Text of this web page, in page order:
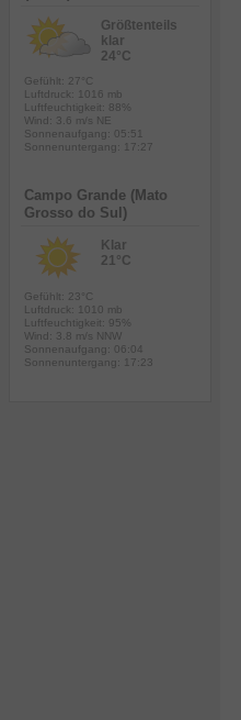
Größtenteils
klar
24°C
Gefühlt: 27°C
Luftdruck: 1016 mb
Luftfeuchtigkeit: 88%
Wind: 3.6 m/s NE
Sonnenaufgang: 05:51
Sonnenuntergang: 17:27
Campo Grande (Mato
Grosso do Sul)
Klar
21°C
Gefühlt: 23°C
Luftdruck: 1010 mb
Luftfeuchtigkeit: 95%
Wind: 3.8 m/s NNW
Sonnenaufgang: 06:04
Sonnenuntergang: 17:23